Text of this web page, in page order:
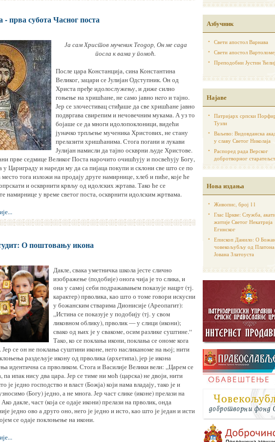
- прва субота Часног поста
Ја сам Христов мученик Теодор, Он ме сада
посла к вама у помоћ.
После цара Констанција, сина Константина
Великог, зацари се Јулијан Одступник. Он од
Христа пређе идолослужењу, и диже силно
гоњење на хришћане, не само јавно нeгo и тајно.
Јер се злочестивац стиђаше да све хришћане јавно
подвргава свирепим и нечовечним мукама. А уз то
бојаше се да многи идолопоклоници, видећи
јуначко трпљење мученика Христових, не стану
прелазити хришћанима. Стога погани и лукави
Јулијан намисли да тајно оскврни људе Христове.
прве седмице Великог Поста нарочито очишћују и посвећују Богу,
у Цариграду и нареди му да са пијаца покупи и склони све што се по
тога изложи на продају друге намирнице, хлеб и пиће, које ће
и оскврнити крвљу од идолских жртава. Тако ће се
намирнице у време светог поста, оскврнити идолским жртвама.
О поштовању икона
Дакле, свака уметничка школа јесте слично
изображење (подобије) онога чија је то слика, и
она у самој себи подражавањем показује нацрт (тј.
карактер) прволика, као што о томе говори искусни
у божанским стварима Дионисије (Ареопагит):
„Истина се показује у подобију (тј. у свом
ликовном облику), прволик — у слици (икони);
свако од њих је у свакоме, осим разлике суштине.“
Тако, ко се поклања икони, поклања се ономе кога
Јер се он не поклања суштини иконе, него насликаноме на њој; нити
раздељује икону од прволика (архетипа), јер је икона
идентична са прволиком. Стога и Василије Велики вели: „Царем се
па ипак нису два цара. Јер се тиме ни моћ (царска) не двоји, нити
је једно господство и власт (Божја) који нама владају, тако је и
(Богу) једно, а не многа. Јер част слике (иконе) прелази на
дакле, част (која се одаје икони) прелази на прволик, онда
једно ово а друго оно, него је једно и исто, као што је један и исти
се одаје поклоњење на икони.
Азбучник
Свети апостол Варнава
Свети апостол Вартоломеј
Преподобни Јустин
Најаве
Патријарх српски
Тузли
Ваљево: Видовданска
у славу Светог Николаја
Распоред рада Верског
добротворног
Нова издања
Живопис, број 11
Глас Цркве: Служба,
житије Светог Некатрија
Егинског
Епископ Данило: О
човекољубљу од
Јована Златоуста